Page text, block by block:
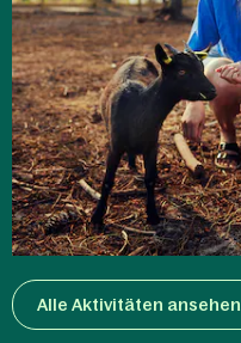
Alle Aktivitäten ansehen